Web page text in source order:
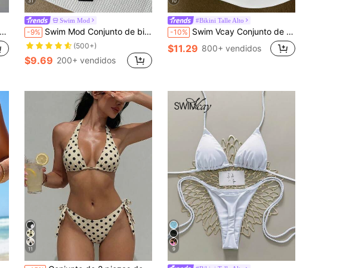
Swim Mod
-9% Swim Mod Conjunto de bikini sexy con decoración metálica y tela de jacquard para mujer, para el verano
(500+)
$9.69 200+ vendidos
#Bikini Talle Alto
-10% Swim Vcay Conjunto de bikini con tanga atado a los lados y parte superior sin aros con estampado aleatorio de patrón de piel de serpiente, traje de baño de verano para mujer para playa y resort
$11.29 800+ vendidos
11
#2 Más vendidos en Lunares Ropa de playa para mujeres
9